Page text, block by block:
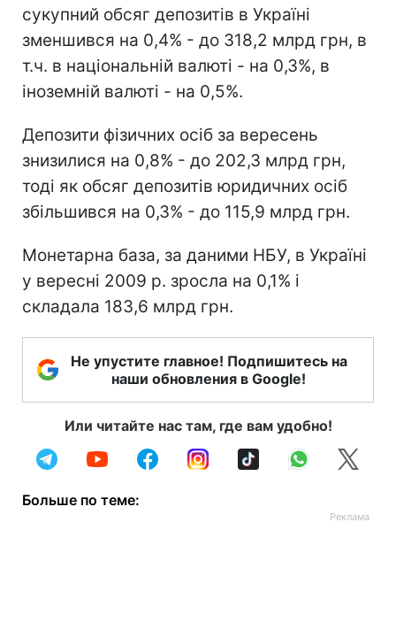
сукупний обсяг депозитів в Україні
зменшився на 0,4% - до 318,2 млрд грн, в
т.ч. в національній валюті - на 0,3%, в
іноземній валюті - на 0,5%.
Депозити фізичних осіб за вересень
знизилися на 0,8% - до 202,3 млрд грн,
тоді як обсяг депозитів юридичних осіб
збільшився на 0,3% - до 115,9 млрд грн.
Монетарна база, за даними НБУ, в Україні
у вересні 2009 р. зросла на 0,1% і
складала 183,6 млрд грн.
Не упустите главное! Подпишитесь на
наши обновления в Google!
Или читайте нас там, где вам удобно!
Больше по теме: